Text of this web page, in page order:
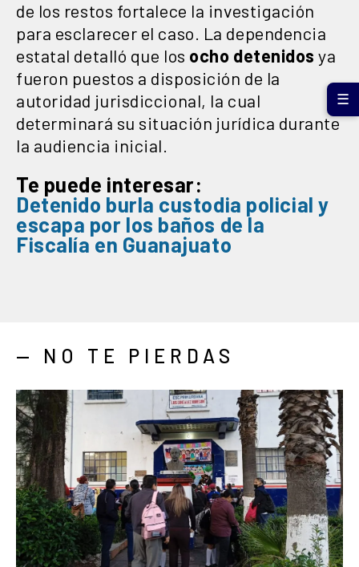
de los restos fortalece la investigación
para esclarecer el caso. La dependencia
estatal detalló que los ocho detenidos ya
fueron puestos a disposición de la
autoridad jurisdiccional, la cual
determinará su situación jurídica durante
la audiencia inicial.
Te puede interesar:
Detenido burla custodia policial y
escapa por los baños de la
Fiscalía en Guanajuato
— NO TE PIERDAS
☰